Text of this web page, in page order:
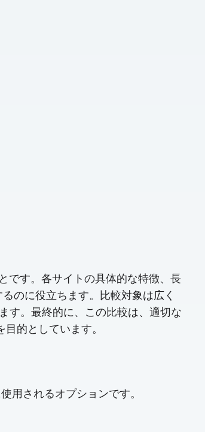
です。各サイトの具体的な特徴、長
のに役立ちます。比較対象は広く
す。最終的に、この比較は、適切な
的としています。
用されるオプションです。